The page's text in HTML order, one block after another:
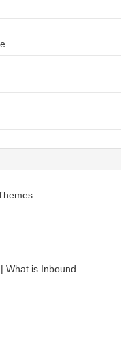
What is Inbound